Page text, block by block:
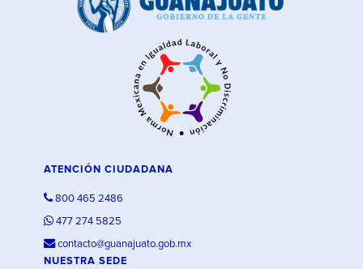
ATENCIÓN CIUDADANA
800 465 2486
477 274 5825
contacto@guanajuato.gob.mx
NUESTRA SEDE